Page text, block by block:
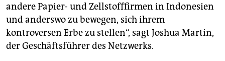
andere Papier- und Zellstofffirmen in Indonesien
und anderswo zu bewegen, sich ihrem
kontroversen Erbe zu stellen“, sagt Joshua Martin,
der Geschäftsführer des Netzwerks.